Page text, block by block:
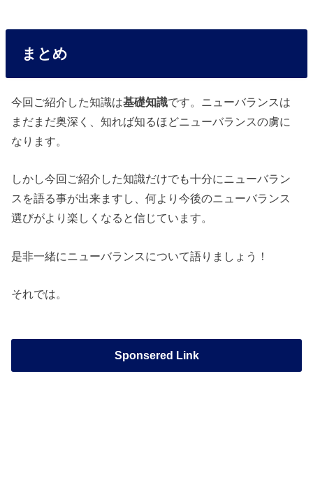
まとめ
今回ご紹介した知識は基礎知識です。ニューバランスは
まだまだ奥深く、知れば知るほどニューバランスの虜に
なります。
しかし今回ご紹介した知識だけでも十分にニューバラン
スを語る事が出来ますし、何より今後のニューバランス
選びがより楽しくなると信じています。
是非一緒にニューバランスについて語りましょう！
それでは。
Sponsered Link